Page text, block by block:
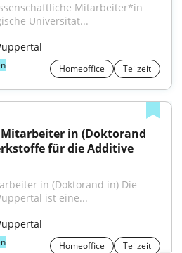
Mitarbeiter*in
Universität...
Homeoffice Teilzeit
in (Doktorand
für die Additive
in (Doktorand in) Die
ist eine...
Homeoffice Teilzeit